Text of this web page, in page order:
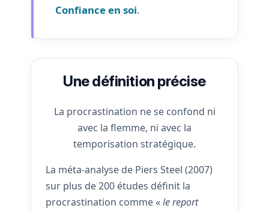
Confiance en soi.
Une définition précise
La procrastination ne se confond ni
avec la flemme, ni avec la
temporisation stratégique.
La méta-analyse de Piers Steel (2007)
sur plus de 200 études définit la
procrastination comme «le report